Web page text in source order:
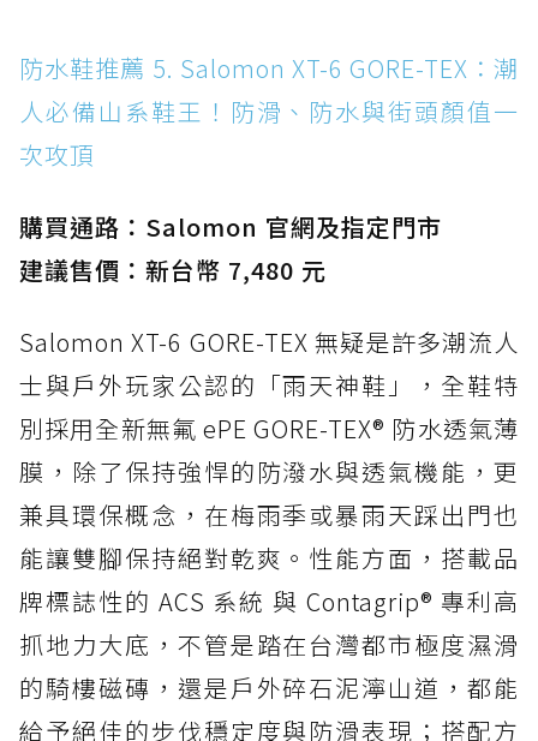
防水鞋推薦 5. Salomon XT-6 GORE-TEX：潮
人必備山系鞋王！防滑、防水與街頭顏值一
次攻頂
購買通路：Salomon 官網及指定門市
建議售價：新台幣 7,480 元
Salomon XT-6 GORE-TEX 無疑是許多潮流人
士與戶外玩家公認的「雨天神鞋」，全鞋特
別採用全新無氟 ePE GORE-TEX® 防水透氣薄
膜，除了保持強悍的防潑水與透氣機能，更
兼具環保概念，在梅雨季或暴雨天踩出門也
能讓雙腳保持絕對乾爽。性能方面，搭載品
牌標誌性的 ACS 系統 與 Contagrip® 專利高
抓地力大底，不管是踏在台灣都市極度濕滑
的騎樓磁磚，還是戶外碎石泥濘山道，都能
給予絕佳的步伐穩定度與防滑表現；搭配方